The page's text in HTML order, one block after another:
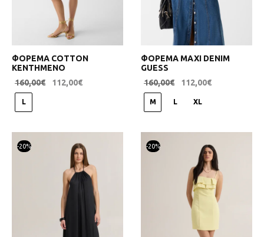
ΦΟΡΕΜΑ COTTON
ΚΕΝΤΗΜΕΝΟ
160,00€ 112,00€
L
ΦΟΡΕΜΑ ΜΑΧΙ DENIM
GUESS
160,00€ 112,00€
M L XL
-20% -20%